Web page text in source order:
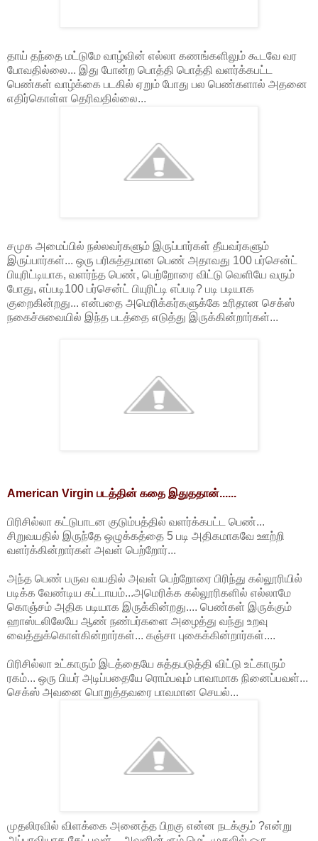
தாய் தந்தை மட்டுமே வாழ்வின் எல்லா கணங்களிலும் கூடவே வர
போவதில்லை... இது போன்ற பொத்தி பொத்தி வளர்க்கபட்ட
பெண்கள் வாழ்க்கை படகில் ஏறும் போது பல பெண்களால் அதனை
எதிர்கொள்ள தெரிவதில்லை...
சமுக அமைப்பில் நல்லவர்களும் இருப்பார்கள் தீயவர்களும்
இருப்பார்கள்... ஒரு பரிசுத்தமான பெண் அதாவது 100 பர்சென்ட்
பியுரிட்டியாக, வளர்ந்த பெண், பெற்றோரை விட்டு வெளியே வரும்
போது, எப்படி100 பர்சென்ட் பியுரிட்டி எப்படி? படி படியாக
குறைகின்றது... என்பதை அமெரிக்கர்களுக்கே உரிதான செக்ஸ்
நகைச்சுவையில் இந்த படத்தை எடுத்து இருக்கின்றார்கள்...
American Virgin படத்தின் கதை இதுததான்......
பிரிசில்லா கட்டுபாடன குடும்பத்தில் வளர்க்கபட்ட பெண்...
சிறுவயதில் இருந்தே ஒழுக்கத்தை 5 படி அதிகமாகவே ஊற்றி
வளர்க்கின்றார்கள் அவள் பெற்றோர்...
அந்த பெண் பருவ வயதில் அவள் பெற்றோரை பிரிந்து கல்லூரியில்
படிக்க வேண்டிய கட்டாயம்...அமெரிக்க கல்லூரிகளில் எல்லாமே
கொஞ்சம் அதிக படியாக இருக்கின்றது.... பெண்கள் இருக்கும்
ஹாஸ்டலிலேயே ஆண் நண்பர்களை அழைத்து வந்து உறவு
வைத்துக்கொள்கின்றார்கள்... கஞ்சா புகைக்கின்றார்கள்....
பிரிசில்லா உட்காரும் இடத்தையே சுத்தபடுத்தி விட்டு உட்காரும்
ரகம்... ஒரு பியர் அடிப்பதையே ரொம்பவும் பாவாமாக நினைப்பவள்...
செக்ஸ் அவனை பொறுத்தவரை பாவமான செயல்...
முதலிரவில் விளக்கை அனைத்த பிறகு என்ன நடக்கும் ?என்று